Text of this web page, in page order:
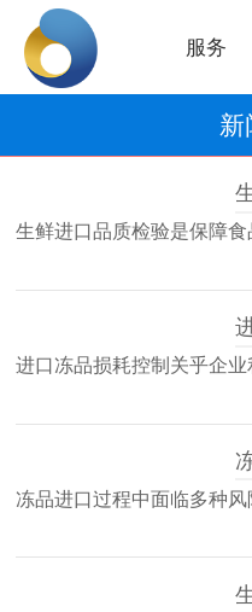
服务
新
生鲜进口品质检验是保障
进口冻品损耗控制关乎企
冻品进口过程中面临多种